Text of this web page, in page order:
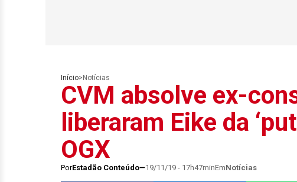
Início> Notícias
CVM absolve ex-
liberaram Eike da
OGX
PorEstadão Conteúdo 19/11/19 - 17h47minEmNotícias